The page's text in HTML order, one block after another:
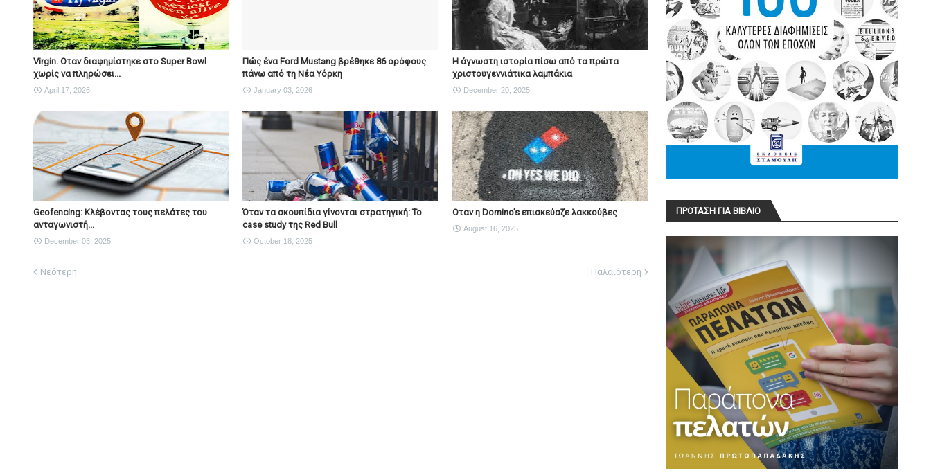
Virgin. Οταν διαφημίστηκε στο Super Bowl
χωρίς να πληρώσει...
April 17, 2026
Πώς ένα Ford Mustang βρέθηκε 86 ορόφους
πάνω από τη Νέα Υόρκη
January 03, 2026
Η άγνωστη ιστορία πίσω από τα πρώτα
χριστουγεννιάτικα λαμπάκια
December 20, 2025
Geofencing: Κλέβοντας τους πελάτες του
ανταγωνιστή...
December 03, 2025
Όταν τα σκουπίδια γίνονται στρατηγική: Το
case study της Red Bull
October 18, 2025
Οταν η Domino’s επισκεύαζε λακκούβες
August 16, 2025
Νεότερη Παλαιότερη
ΠΡΟΤΑΣΗ ΓΙΑ ΒΙΒΛΙΟ